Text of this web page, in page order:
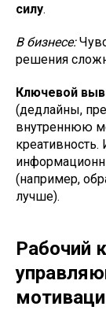
силу.
В бизнесе:
решения
Ключевой
(дедлайны,
внутреннюю
(например,
лучше).
Рабочий